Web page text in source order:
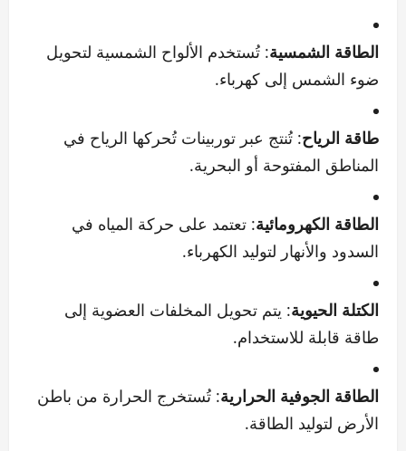
الطاقة الشمسية: تُستخدم الألواح الشمسية لتحويل
ضوء الشمس إلى كهرباء.
طاقة الرياح: تُنتج عبر توربينات تُحركها الرياح في
المناطق المفتوحة أو البحرية.
الطاقة الكهرومائية: تعتمد على حركة المياه في
السدود والأنهار لتوليد الكهرباء.
الكتلة الحيوية: يتم تحويل المخلفات العضوية إلى
طاقة قابلة للاستخدام.
الطاقة الجوفية الحرارية: تُستخرج الحرارة من باطن
الأرض لتوليد الطاقة.